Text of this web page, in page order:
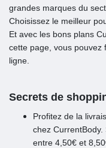
grandes marques du
Choisissez le meilleur
Et avec les bons plans
cette page, vous pouvez
ligne.
Secrets de
Profitez de la
chez
entre 4,50€ et